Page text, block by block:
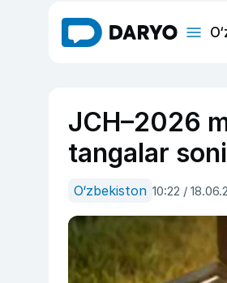
JCH–2026
tangalar
O‘zbekiston 10:22 /